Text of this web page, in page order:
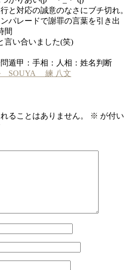
と対応の誠意のなさにブチ切れ。
パレードで謝罪の言葉を引き出
間
言い合いました(笑)
遁甲：手相：人相：姓名判断
SOUYA 練 八文
ることはありません。 ※ が付い